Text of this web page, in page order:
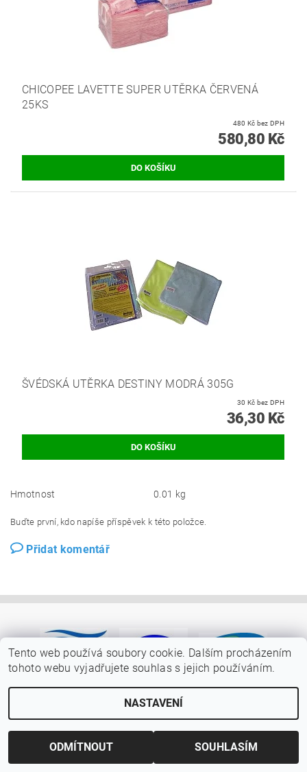
CHICOPEE LAVETTE SUPER UTĚRKA ČERVENÁ
25KS
480 Kč bez DPH
580,80 Kč
ŠVÉDSKÁ UTĚRKA DESTINY MODRÁ 305G
30 Kč bez DPH
36,30 Kč
Hmotnost 0.01 kg
Buďte první, kdo napíše příspěvek k této položce.
Přidat komentář
Tento web používá soubory cookie. Dalším procházením
tohoto webu vyjadřujete souhlas s jejich používáním.
NASTAVENÍ
ODMÍTNOUT SOUHLASÍM